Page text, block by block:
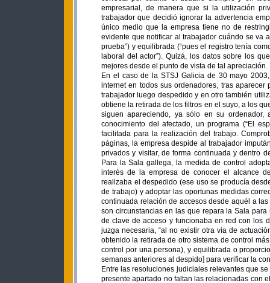
empresarial, de manera que si la utilización
trabajador que decidió ignorar la advertencia
único medio que la empresa tiene no de
evidente que notificar al trabajador cuándo se va
prueba”) y equilibrada (“pues el registro tenía
laboral del actor”). Quizá, los datos sobre los
mejores desde el punto de vista de tal apreciación.
En el caso de la STSJ Galicia de 30 mayo
internet en todos sus ordenadores, tras
trabajador luego despedido y en otro también
obtiene la retirada de los filtros en el suyo, a los
siguen apareciendo, ya sólo en su
conocimiento del afectado, un programa (“El
facilitada para la realización del trabajo.
páginas, la empresa despide al trabajador
privados y visitar, de forma continuada y dentro
Para la Sala gallega, la medida de control
interés de la empresa de conocer el alcance
realizaba el despedido (ese uso se producía
de trabajo) y adoptar las oportunas medidas
continuada relación de accesos desde aquél a
son circunstancias en las que repara la Sala
de clave de acceso y funcionaba en red con los
juzga necesaria, “al no existir otra vía de
obtenido la retirada de otro sistema de control
control por una persona), y equilibrada o
semanas anteriores al despido] para verificar la
Entre las resoluciones judiciales relevantes que
presente apartado no faltan las relacionadas con